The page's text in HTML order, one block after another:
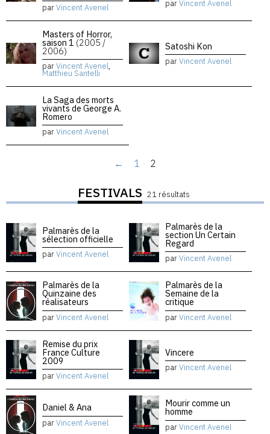
parVincent Avenel parVincent Avenel
Masters of Horror,
saison 1 (2005 /
2006)
parVincent Avenel,
Matthieu Santelli
Satoshi Kon
parVincent Avenel
La Saga des morts
vivants de George A.
Romero
parVincent Avenel
← 1 2
FESTIVALS 21 résultats
Palmarès de la
sélection officielle
parVincent Avenel
Palmarès de la
section Un Certain
Regard
parVincent Avenel
Palmarès de la
Quinzaine des
réalisateurs
parVincent Avenel
Palmarès de la
Semaine de la
critique
parVincent Avenel
Remise du prix
France Culture
2009
parVincent Avenel
Vincere
parVincent Avenel
Daniel & Ana
parVincent Avenel
Mourir comme un
homme
parVincent Avenel